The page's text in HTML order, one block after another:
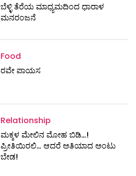
ಬೆಳ್ಳಿ ತೆರೆಯ ಮಾಧ್ಯಮದಿಂದ ಧಾರಾಳ
ಮನರಂಜನೆ
Food
ರವೇ ಪಾಯಸ
Relationship
ಮಕ್ಕಳ ಮೇಲಿನ ಮೋಹ ಬಿಡಿ…!
ಪ್ರೀತಿಯಿರಲಿ… ಆದರೆ ಅತಿಯಾದ ಅಂಟು
ಬೇಡ!